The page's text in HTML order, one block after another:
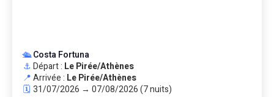
🛳️Costa Fortuna
⚓Départ : Le Pirée/Athènes
📍Arrivée : Le Pirée/Athènes
🗓️ 31/07/2026 → 07/08/2026 (7 nuits)